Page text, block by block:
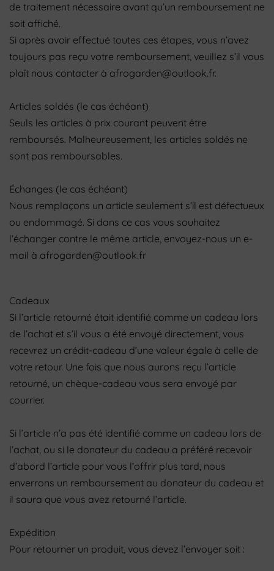
de traitement nécessaire avant qu’un remboursement ne
soit affiché.
Si après avoir effectué toutes ces étapes, vous n’avez
toujours pas reçu votre remboursement, veuillez s’il vous
plaît nous contacter à afrogarden@outlook.fr.
Articles soldés (le cas échéant)
Seuls les articles à prix courant peuvent être
remboursés. Malheureusement, les articles soldés ne
sont pas remboursables.
Échanges (le cas échéant)
Nous remplaçons un article seulement s’il est défectueux
ou endommagé. Si dans ce cas vous souhaitez
l’échanger contre le même article, envoyez-nous un e-
mail à afrogarden@outlook.fr
Cadeaux
Si l’article retourné était identifié comme un cadeau lors
de l’achat et s’il vous a été envoyé directement, vous
recevrez un crédit-cadeau d’une valeur égale à celle de
votre retour. Une fois que nous aurons reçu l’article
retourné, un chèque-cadeau vous sera envoyé par
courrier.
Si l’article n’a pas été identifié comme un cadeau lors de
l’achat, ou si le donateur du cadeau a préféré recevoir
d’abord l’article pour vous l’offrir plus tard, nous
enverrons un remboursement au donateur du cadeau et
il saura que vous avez retourné l’article.
Expédition
Pour retourner un produit, vous devez l’envoyer soit :